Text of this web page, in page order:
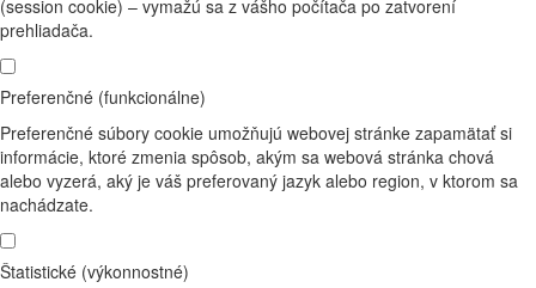
(session cookie) – vymažú sa z vášho počítača po zatvorení
prehliadača.
Preferenčné (funkcionálne)
Preferenčné súbory cookie umožňujú webovej stránke zapamätať si
informácie, ktoré zmenia spôsob, akým sa webová stránka chová
alebo vyzerá, aký je váš preferovaný jazyk alebo region, v ktorom sa
nachádzate.
Štatistické (výkonnostné)